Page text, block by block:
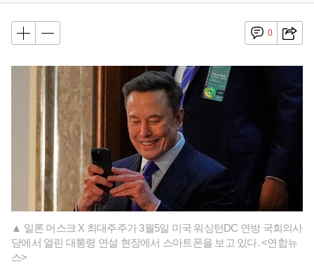
0
▲ 일론 머스크 X 최대주주가 3월5일 미국 워싱턴DC 연방 국회의사
당에서 열린 대통령 연설 현장에서 스마트폰을 보고 있다. <연합뉴
스>